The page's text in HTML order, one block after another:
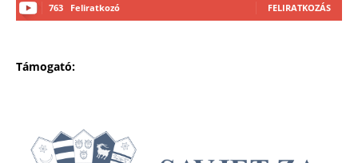
763 Feliratkozó FELIRATKOZÁS
Támogató: